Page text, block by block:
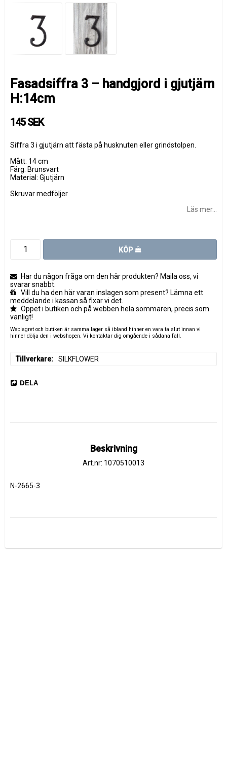
Fasadsiffra 3 – handgjord i gjutjärn
H:14cm
145 SEK
Siffra 3 i gjutjärn att fästa på husknuten eller grindstolpen.
Mått: 14 cm
Färg: Brunsvart
Material: Gjutjärn
Skruvar medföljer
Läs mer...
KÖP
Har du någon fråga om den här produkten? Maila oss, vi
svarar snabbt.
Vill du ha den här varan inslagen som present? Lämna ett
meddelande i kassan så fixar vi det.
Öppet i butiken och på webben hela sommaren, precis som
vanligt!
Weblagret och butiken är samma lager så ibland hinner en vara ta slut innan vi
hinner dölja den i webshopen. Vi kontaktar dig omgående i sådana fall.
Tillverkare SILKFLOWER
DELA
Beskrivning
Art.nr: 1070510013
N-2665-3